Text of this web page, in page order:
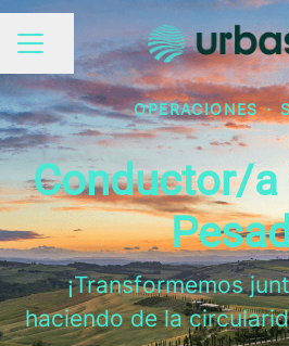
MENÚ DE EMPLEO
Compartir página
OPERACIONES ·
Conductor/a
¡Transformemos
haciendo de la